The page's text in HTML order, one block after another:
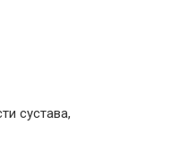
сустава,